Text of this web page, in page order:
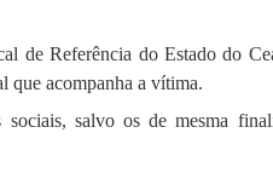
Referência do Estado do
que acompanha a vítima.
salvo os de mesma